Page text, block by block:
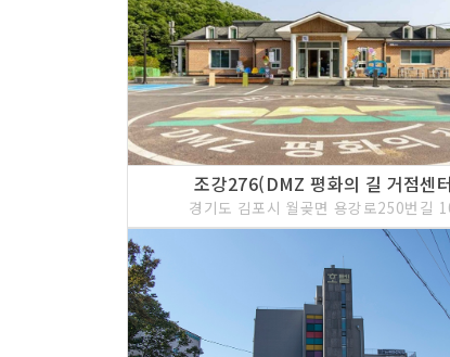
조강276(DMZ 평화의 길 거점센
경기도 김포시 월곶면 용강로250번길